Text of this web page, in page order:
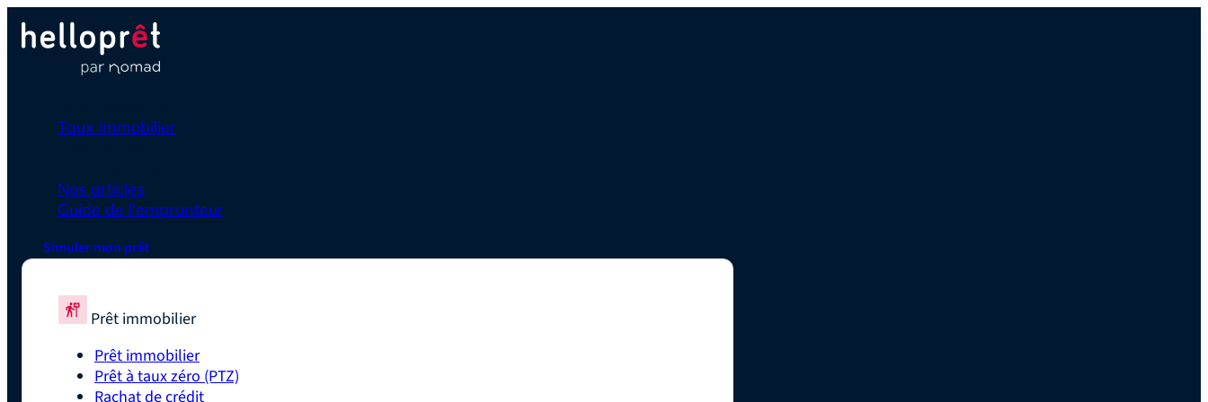
Taux immobilier
Nos articles
Guide de l'emprunteur
Simuler mon prêt
Prêt immobilier
Prêt immobilier
Prêt à taux zéro (PTZ)
Rachat de crédit